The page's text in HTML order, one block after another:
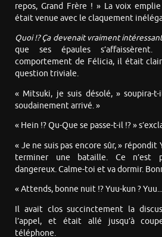
repos, Grand Frère ! » La voix
était venue avec le claquement
Quoi !? Ça devenait vraiment
que ses épaules
comportement de Félicia, il était
question triviale.
« Mitsuki, je suis désolé, » soupira-
soudainement arrivé. »
« Hein !? Qu-Que se passe-t-il !? »
« Je ne suis pas encore sûr, » répondit
terminer une bataille. Ce n’est
dangereux. Calme-toi et va dormir.
« Attends, bonne nuit !? Yuu-kun ?
Il avait clos succinctement la
l’appel, et était allé jusqu’à
téléphone.